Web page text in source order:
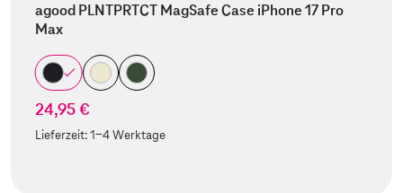
agood PLNTPRTCT MagSafe Case iPhone 17 Pro
Max
24,95 €
Lieferzeit:1-4 Werktage